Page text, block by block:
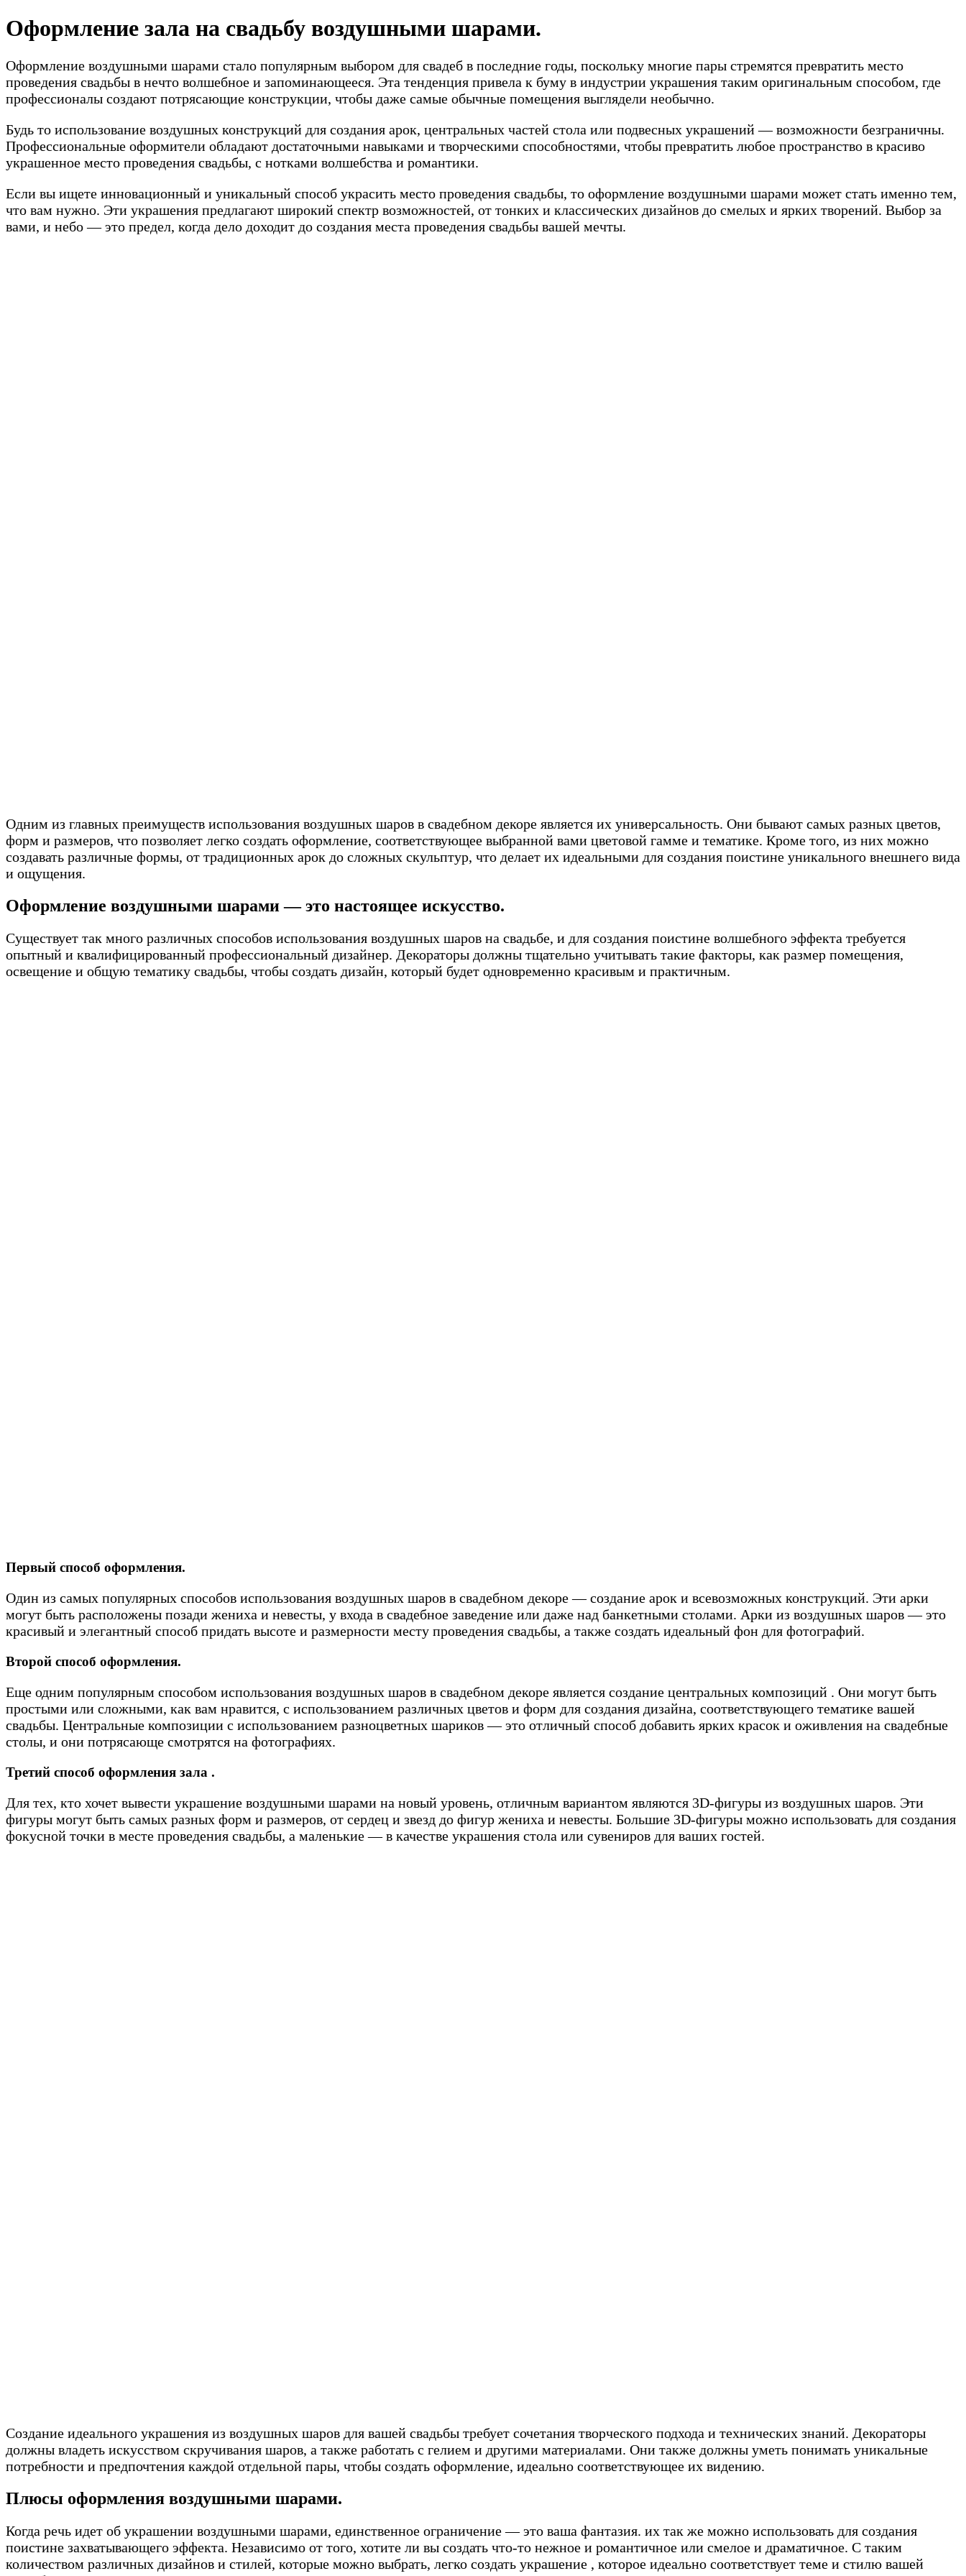
Перейти
к
Оформление зала на свадьбу воздушными шарами.
Оформление воздушными шарами стало популярным выбором для свадеб в последние годы, поскольку многие пары стремятся превратить место
проведения свадьбы в нечто волшебное и запоминающееся. Эта тенденция привела к буму в индустрии украшения таким оригинальным способом, где
профессионалы создают потрясающие конструкции, чтобы даже самые обычные помещения выглядели необычно.
Будь то использование воздушных конструкций для создания арок, центральных частей стола или подвесных украшений — возможности безграничны.
Профессиональные оформители обладают достаточными навыками и творческими способностями, чтобы превратить любое пространство в красиво
украшенное место проведения свадьбы, с нотками волшебства и романтики.
Если вы ищете инновационный и уникальный способ украсить место проведения свадьбы, то оформление воздушными шарами может стать именно тем,
что вам нужно. Эти украшения предлагают широкий спектр возможностей, от тонких и классических дизайнов до смелых и ярких творений. Выбор за
вами, и небо — это предел, когда дело доходит до создания места проведения свадьбы вашей мечты.
Одним из главных преимуществ использования воздушных шаров в свадебном декоре является их универсальность. Они бывают самых разных цветов,
форм и размеров, что позволяет легко создать оформление, соответствующее выбранной вами цветовой гамме и тематике. Кроме того, из них можно
создавать различные формы, от традиционных арок до сложных скульптур, что делает их идеальными для создания поистине уникального внешнего вида
и ощущения.
Оформление воздушными шарами — это настоящее искусство.
Существует так много различных способов использования воздушных шаров на свадьбе, и для создания поистине волшебного эффекта требуется
опытный и квалифицированный профессиональный дизайнер. Декораторы должны тщательно учитывать такие факторы, как размер помещения,
освещение и общую тематику свадьбы, чтобы создать дизайн, который будет одновременно красивым и практичным.
Первый способ оформления.
Один из самых популярных способов использования воздушных шаров в свадебном декоре — создание арок и всевозможных конструкций. Эти арки
могут быть расположены позади жениха и невесты, у входа в свадебное заведение или даже над банкетными столами. Арки из воздушных шаров — это
красивый и элегантный способ придать высоте и размерности месту проведения свадьбы, а также создать идеальный фон для фотографий.
Второй способ оформления.
Еще одним популярным способом использования воздушных шаров в свадебном декоре является создание центральных композиций . Они могут быть
простыми или сложными, как вам нравится, с использованием различных цветов и форм для создания дизайна, соответствующего тематике вашей
свадьбы. Центральные композиции с использованием разноцветных шариков — это отличный способ добавить ярких красок и оживления на свадебные
столы, и они потрясающе смотрятся на фотографиях.
Третий способ оформления зала .
Для тех, кто хочет вывести украшение воздушными шарами на новый уровень, отличным вариантом являются 3D-фигуры из воздушных шаров. Эти
фигуры могут быть самых разных форм и размеров, от сердец и звезд до фигур жениха и невесты. Большие 3D-фигуры можно использовать для создания
фокусной точки в месте проведения свадьбы, а маленькие — в качестве украшения стола или сувениров для ваших гостей.
Создание идеального украшения из воздушных шаров для вашей свадьбы требует сочетания творческого подхода и технических знаний. Декораторы
должны владеть искусством скручивания шаров, а также работать с гелием и другими материалами. Они также должны уметь понимать уникальные
потребности и предпочтения каждой отдельной пары, чтобы создать оформление, идеально соответствующее их видению.
Плюсы оформления воздушными шарами.
Когда речь идет об украшении воздушными шарами, единственное ограничение — это ваша фантазия. их так же можно использовать для создания
поистине захватывающего эффекта. Независимо от того, хотите ли вы создать что-то нежное и романтичное или смелое и драматичное. С таким
количеством различных дизайнов и стилей, которые можно выбрать, легко создать украшение , которое идеально соответствует теме и стилю вашей